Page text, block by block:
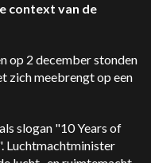
context van de
op 2 december stonden
zich meebrengt op een
slogan "10 Years of
Luchtmachtminister